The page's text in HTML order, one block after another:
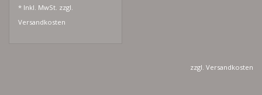
* Inkl. MwSt. zzgl.
Versandkosten
zzgl. Versandkosten